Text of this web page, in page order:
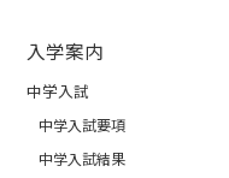
入学案内
中学入試
中学入試要項
中学入試結果